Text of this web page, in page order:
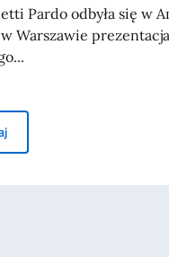
za granicą (IRE)
Pardo odbyła się w
Warszawie prezentacja
Prezentacja motocykla Ducati